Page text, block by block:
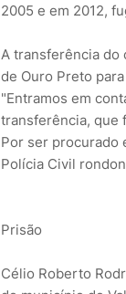
2005 e em 2012,
A transferência do
de Ouro Preto
"Entramos em
transferência, que
Por ser procurado
Polícia Civil
Prisão
Célio Roberto